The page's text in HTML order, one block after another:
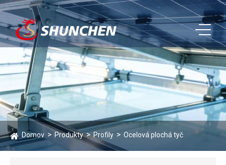
Domov Produkty Profily Ocelová plochá tyč